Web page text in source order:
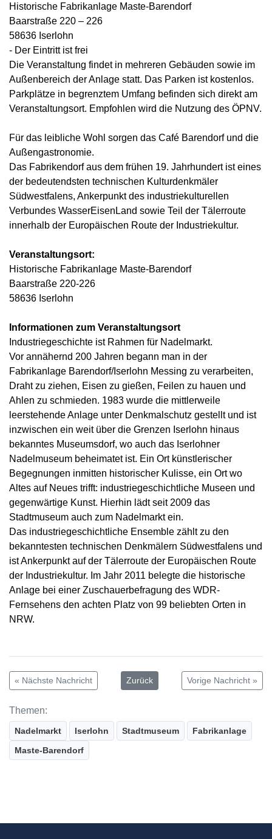
Historische Fabrikanlage Maste-Barendorf
Baarstraße 220 – 226
58636 Iserlohn
- Der Eintritt ist frei
Die Veranstaltung findet in mehreren Gebäuden sowie im
Außenbereich der Anlage statt. Das Parken ist kostenlos.
Parkplätze in begrenztem Umfang befinden sich direkt am
Veranstaltungsort. Empfohlen wird die Nutzung des ÖPNV.
Für das leibliche Wohl sorgen das Café Barendorf und die
Außengastronomie.
Das Fabrikendorf aus dem frühen 19. Jahrhundert ist eines
der bedeutendsten technischen Kulturdenkmäler
Südwestfalens, Ankerpunkt des industriekulturellen
Verbundes WasserEisenLand sowie Teil der Tälerroute
innerhalb der Europäischen Route der Industriekultur.
Veranstaltungsort:
Historische Fabrikanlage Maste-Barendorf
Baarstraße 220-226
58636 Iserlohn
Informationen zum Veranstaltungsort
Industriegeschichte ist Rahmen für Nadelmarkt.
Vor annähernd 200 Jahren begann man in der
Fabrikanlage Barendorf/Iserlohn Messing zu verarbeiten,
Draht zu ziehen, Eisen zu gießen, Feilen zu hauen und
Ahlen zu schmieden. 1983 wurde die mittlerweile
leerstehende Anlage unter Denkmalschutz gestellt und ist
inzwischen ein weit über die Grenzen Iserlohn hinaus
bekanntes Museumsdorf, wo auch das Iserlohner
Nadelmuseum beheimatet ist. Ein Ort künstlerischer
Begegnungen inmitten historischer Kulisse, ein Ort wo
Altes auf Neues trifft: industriegeschichtliche Museen und
gegenwärtige Kunst. Hierhin lädt seit 2009 das
Stadtmuseum auch zum Nadelmarkt ein.
Das industriegeschichtliche Ensemble zählt zu den
bekanntesten technischen Denkmälern Südwestfalens und
ist Ankerpunkt auf der Tälerroute der Europäischen Route
der Industriekultur. Im Jahr 2011 belegte die historische
Anlage bei einer Zuschauerbefragung des WDR-
Fernsehens den achten Platz von 99 beliebten Orten in
NRW.
« Nächste Nachricht Zurück Vorige Nachricht »
Themen:
Nadelmarkt Iserlohn Stadtmuseum
Fabrikanlage
Maste-Barendorf